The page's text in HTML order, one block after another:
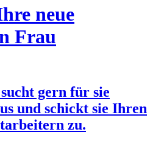
neue
Frau
gern für sie
und schickt sie Ihren
zu.